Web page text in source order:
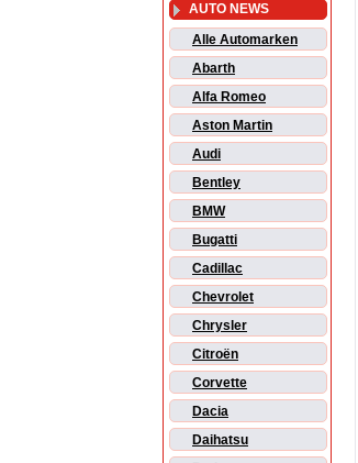
AUTO NEWS
Alle Automarken
Abarth
Alfa Romeo
Aston Martin
Audi
Bentley
BMW
Bugatti
Cadillac
Chevrolet
Chrysler
Citroën
Corvette
Dacia
Daihatsu